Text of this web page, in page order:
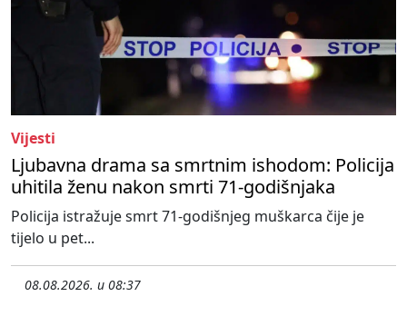
Vijesti
Ljubavna drama sa smrtnim ishodom: Policija
uhitila ženu nakon smrti 71-godišnjaka
Policija istražuje smrt 71-godišnjeg muškarca čije je
tijelo u pet...
08.08.2026. u 08:37